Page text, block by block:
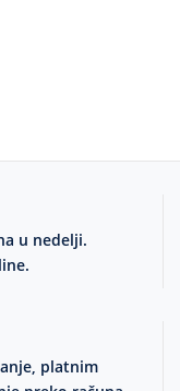
u nedelji.
platnim